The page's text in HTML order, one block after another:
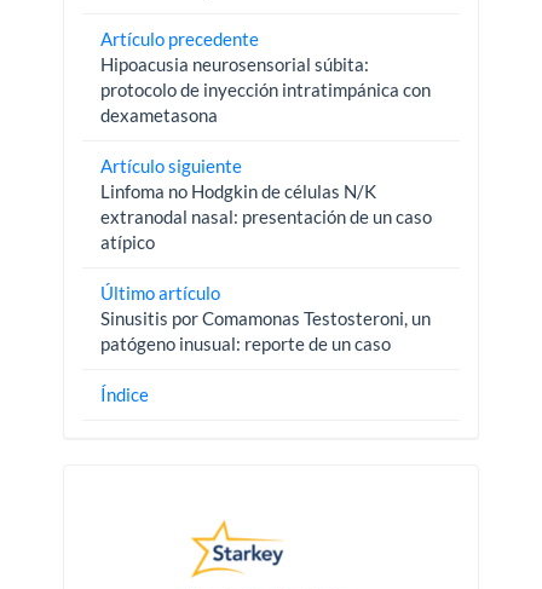
Artículo precedente
Hipoacusia neurosensorial súbita:
protocolo de inyección intratimpánica con
dexametasona
Artículo siguiente
Linfoma no Hodgkin de células N/K
extranodal nasal: presentación de un caso
atípico
Último artículo
Sinusitis por Comamonas Testosteroni, un
patógeno inusual: reporte de un caso
Índice